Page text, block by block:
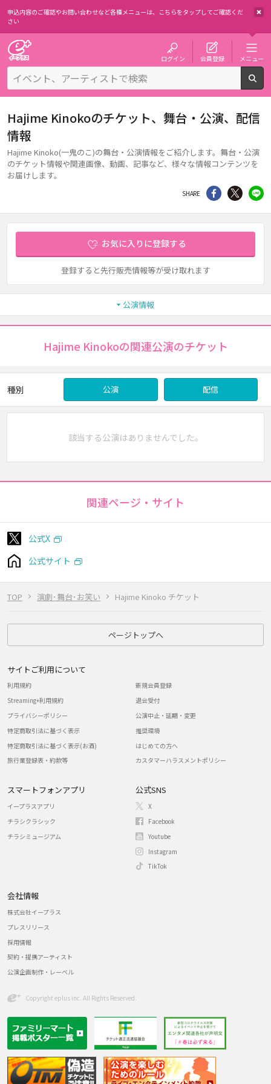
申込内容のご確認やお問い合わせなど各種メニューは、 こちらをタップしてご確認くだ
さい
ログイン 会員登録 メニュー
TOP 演劇･舞台･お笑い Hajime Kinoko チケット
Hajime Kinokoのチケット、舞台・公演、配信
情報
Hajime Kinoko(一鬼のこ)の舞台・公演情報をご紹介します。舞台・公演
のチケット情報や関連画像、動画、記事など、様々な情報コンテンツを
お届けします。
SHARE シェア Twitter
お気に入りに登録する
登録すると先行販売情報等が受け取れます
公演情報
Hajime Kinokoの関連公演のチケット
種別 公演 配信
該当する公演はありませんでした。
関連ページ・サイト
公式X
公式サイト
ページトップへ
サイトご利用について
利用規約
Streaming+利用規約
プライバシーポリシー
特定商取引法に基づく表示
特定商取引法に基づく表示(お酒)
旅行業登録表・約款等
新規会員登録
退会受付
公演中止・延期・変更
推奨環境
はじめての方へ
カスタマーハラスメントポリシー
スマートフォンアプリ
イープラスアプリ
チラシクラシック
チラシミュージアム
公式SNS
X
Facebook
Youtube
Instagram
TikTok
会社情報
株式会社イープラス
プレスリリース
採用情報
契約・提携アーティスト
公演企画制作・レーベル
Copyright eplus inc. All Rights Reserved.